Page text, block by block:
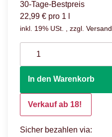
30-Tage-Bestpreis
22,99 € pro 1 l
inkl. 19% USt. , zzgl. Versand
In den Warenkorb
Verkauf ab 18!
Sicher bezahlen via: